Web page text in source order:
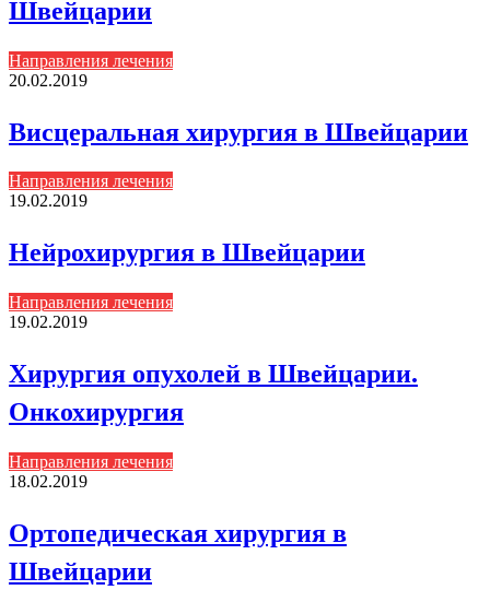
Швейцарии
Направления лечения
20.02.2019
Висцеральная хирургия в Швейцарии
Направления лечения
19.02.2019
Нейрохирургия в Швейцарии
Направления лечения
19.02.2019
Хирургия опухолей в Швейцарии.
Онкохирургия
Направления лечения
18.02.2019
Ортопедическая хирургия в
Швейцарии